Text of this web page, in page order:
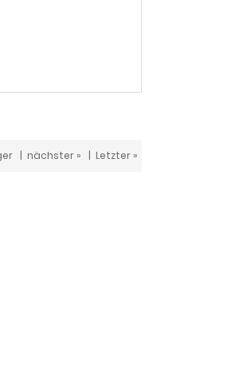
| nächster » | Letzter »